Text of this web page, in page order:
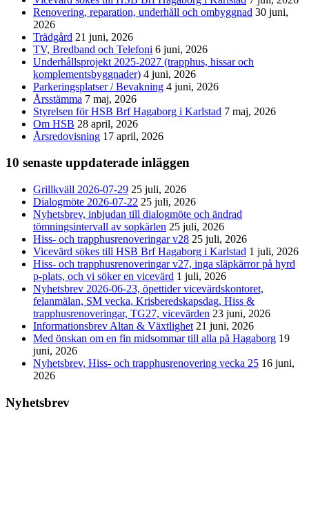
Renovering, reparation, underhåll och ombyggnad 30 juni,
2026
Trädgård 21 juni, 2026
TV, Bredband och Telefoni 6 juni, 2026
Underhållsprojekt 2025-2027 (trapphus, hissar och
komplementsbyggnader) 4 juni, 2026
Parkeringsplatser / Bevakning 4 juni, 2026
Årsstämma 7 maj, 2026
Styrelsen för HSB Brf Hagaborg i Karlstad 7 maj, 2026
Om HSB 28 april, 2026
Årsredovisning 17 april, 2026
10 senaste uppdaterade inläggen
Grillkväll 2026-07-29 25 juli, 2026
Dialogmöte 2026-07-22 25 juli, 2026
Nyhetsbrev, inbjudan till dialogmöte och ändrad
tömningsintervall av sopkärlen 25 juli, 2026
Hiss- och trapphusrenoveringar v28 25 juli, 2026
Vicevärd sökes till HSB Brf Hagaborg i Karlstad 1 juli, 2026
Hiss- och trapphusrenoveringar v27, inga släpkärror på hyrd
p-plats, och vi söker en vicevärd 1 juli, 2026
Nyhetsbrev 2026-06-23, öpettider vicevärdskontoret,
felanmälan, SM vecka, Krisberedskapsdag, Hiss &
trapphusrenoveringar, TG27, vicevärden 23 juni, 2026
Informationsbrev Altan & Växtlighet 21 juni, 2026
Med önskan om en fin midsommar till alla på Hagaborg 19
juni, 2026
Nyhetsbrev, Hiss- och trapphusrenovering vecka 25 16 juni,
2026
Nyhetsbrev